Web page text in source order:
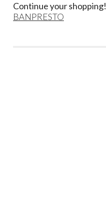
Continue your shopping!
BANPRESTO